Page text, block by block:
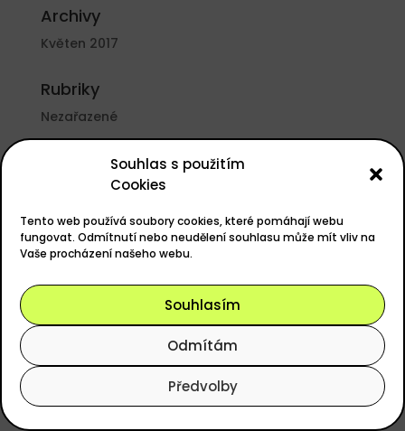
Souhlas s použitím
Cookies
Tento web používá soubory cookies, které pomáhají webu
fungovat. Odmítnutí nebo neudělení souhlasu může mít vliv na
Vaše procházení našeho webu.
Souhlasím
Odmítám
Předvolby
Archivy
Květen 2017
Rubriky
Nezařazené
Základní informace
Zdroj kanálů (příspěvky)
Kanál komentářů